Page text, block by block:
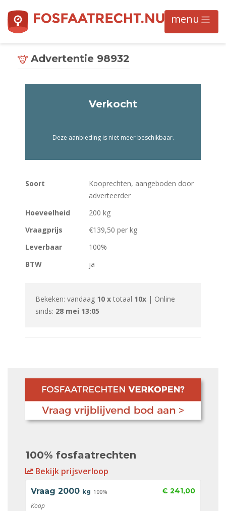
Advertentie 98932
Soort
Kooprechten, aangeboden door
adverteerder
Hoeveelheid
200 kg
Vraagprijs
€139,50 per kg
Leverbaar
100%
BTW
ja
Bekeken: vandaag 10 x totaal 10x | Online
sinds: 28 mei 13:05
Verkocht
Deze aanbieding is niet meer beschikbaar.
100% fosfaatrechten
Bekijk prijsverloop
Vraag 2000 kg 100% € 241,00
Koop